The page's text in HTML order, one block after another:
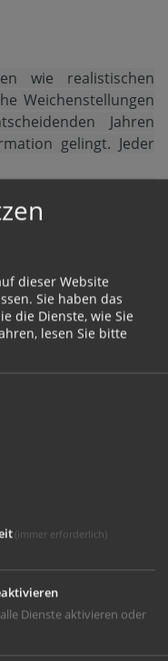
wie realistischen
Weichenstellungen
Jahren
gelingt. Jeder
gutes Leben mit
wie es möglich wird.
in Wels, war
später langjähriger
Integration in
Mitte April 2021 war
der österr.
lädt
ihren Besuch.
in der Aula der
dieser Website
Sie haben das
die Dienste, wie Sie
lesen Sie bitte
(immer erforderlich)
Dienste aktivieren oder